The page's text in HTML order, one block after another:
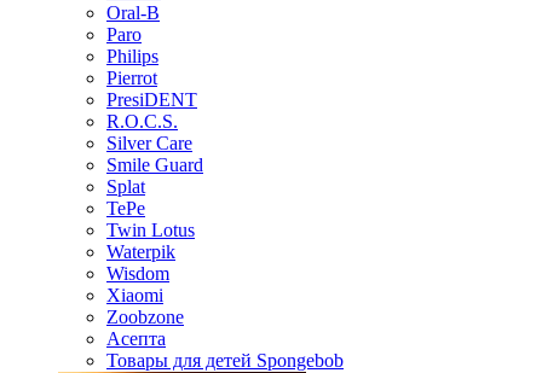
Oral-B
Paro
Philips
Pierrot
PresiDENT
R.O.C.S.
Silver Care
Smile Guard
Splat
TePe
Twin Lotus
Waterpik
Wisdom
Xiaomi
Zoobzone
Асепта
Товары для детей Spongebob